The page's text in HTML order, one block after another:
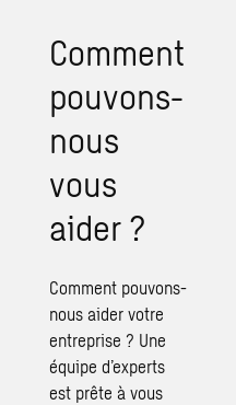
Comment
pouvons-
nous
vous
aider ?
Comment pouvons-
nous aider votre
entreprise ? Une
équipe d’experts
est prête à vous